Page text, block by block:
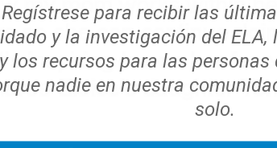
Regístrese para recibir las
y la investigación del
y los recursos para las personas
nadie en nuestra
solo.